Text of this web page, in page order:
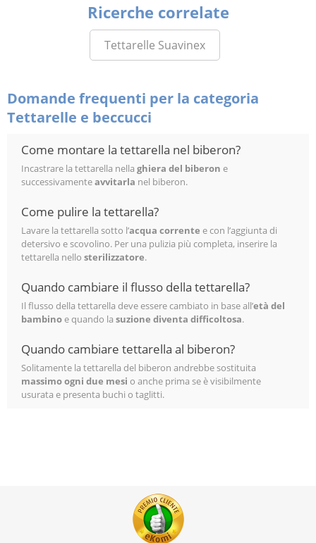
Ricerche correlate
Tettarelle Suavinex
Domande frequenti per la categoria
Tettarelle e beccucci
Come montare la tettarella nel biberon?
Incastrare la tettarella nella ghiera del biberon e
successivamenteavvitarla nel biberon.
Come pulire la tettarella?
Lavare la tettarella sotto l’acqua corrente e con l’aggiunta di
detersivo e scovolino. Per una pulizia più completa, inserire la
tettarella nello sterilizzatore.
Quando cambiare il flusso della tettarella?
Il flusso della tettarella deve essere cambiato in base all’età del
bambinoe quando la suzione diventa difficoltosa.
Quando cambiare tettarella al biberon?
Solitamente la tettarella del biberon andrebbe sostituita
massimo ogni due mesi o anche prima se è visibilmente
usurata e presenta buchi o taglitti.